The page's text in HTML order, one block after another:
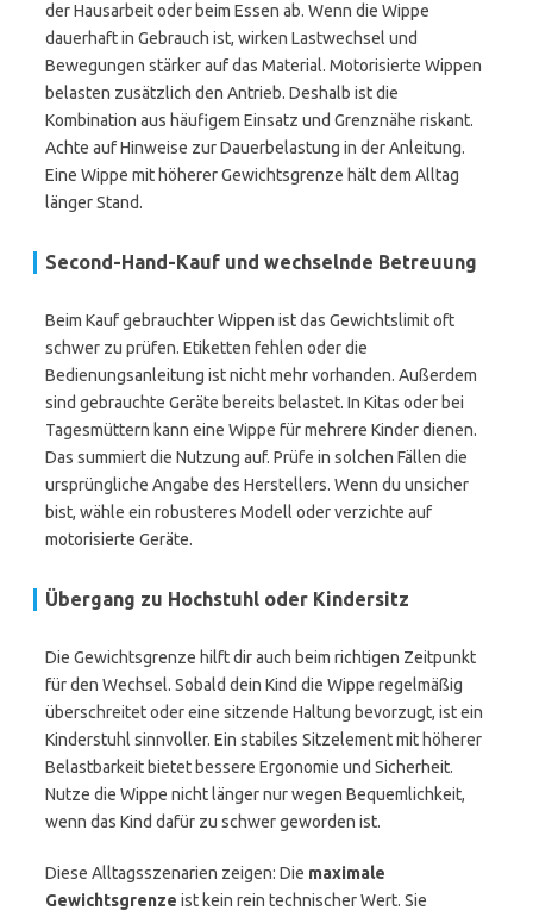
der Hausarbeit oder beim Essen ab. Wenn die Wippe
dauerhaft in Gebrauch ist, wirken Lastwechsel und
Bewegungen stärker auf das Material. Motorisierte Wippen
belasten zusätzlich den Antrieb. Deshalb ist die
Kombination aus häufigem Einsatz und Grenznähe riskant.
Achte auf Hinweise zur Dauerbelastung in der Anleitung.
Eine Wippe mit höherer Gewichtsgrenze hält dem Alltag
länger Stand.
Second-Hand-Kauf und wechselnde Betreuung
Beim Kauf gebrauchter Wippen ist das Gewichtslimit oft
schwer zu prüfen. Etiketten fehlen oder die
Bedienungsanleitung ist nicht mehr vorhanden. Außerdem
sind gebrauchte Geräte bereits belastet. In Kitas oder bei
Tagesmüttern kann eine Wippe für mehrere Kinder dienen.
Das summiert die Nutzung auf. Prüfe in solchen Fällen die
ursprüngliche Angabe des Herstellers. Wenn du unsicher
bist, wähle ein robusteres Modell oder verzichte auf
motorisierte Geräte.
Übergang zu Hochstuhl oder Kindersitz
Die Gewichtsgrenze hilft dir auch beim richtigen Zeitpunkt
für den Wechsel. Sobald dein Kind die Wippe regelmäßig
überschreitet oder eine sitzende Haltung bevorzugt, ist ein
Kinderstuhl sinnvoller. Ein stabiles Sitzelement mit höherer
Belastbarkeit bietet bessere Ergonomie und Sicherheit.
Nutze die Wippe nicht länger nur wegen Bequemlichkeit,
wenn das Kind dafür zu schwer geworden ist.
Diese Alltagsszenarien zeigen: Die maximale
Gewichtsgrenze ist kein rein technischer Wert. Sie